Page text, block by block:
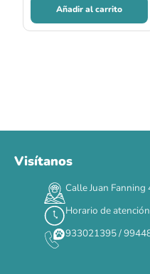
Añadir al carrito
DÍAS
Visítanos
Calle Juan
Horario de
933021395 /